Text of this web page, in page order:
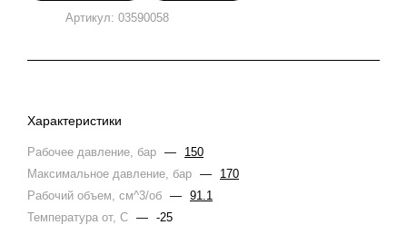
Артикул: 03590058
Характеристики
Рабочее давление, бар —
150
Максимальное давление, бар —
170
Рабочий объем, см^3/об — 91.1
Температура от, С — -25